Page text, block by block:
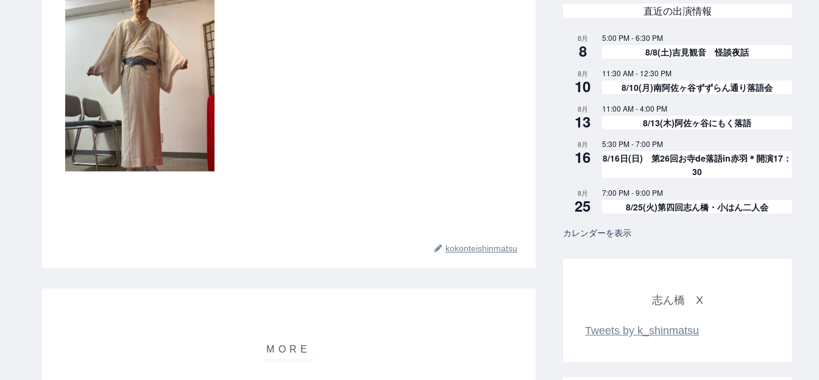
kokonteishinmatsu
直近の出演情報
8月
8
5:00 PM-6:30 PM
8/8(土)吉見観音 怪談夜話
8月
10
11:30 AM- 12:30 PM
8/10(月)南阿佐ヶ谷ずずらん通り落語会
8月
13
11:00 AM-4:00 PM
8/13(木)阿佐ヶ谷にもく落語
8月
16
5:30 PM-7:00 PM
8/16日(日) 第26回お寺de落語in赤羽＊開演17：
30
8月
25
7:00 PM-9:00 PM
8/25(火)第四回志ん橋・小はん二人会
カレンダーを表示
志ん橋 X
Tweets by k_shinmatsu